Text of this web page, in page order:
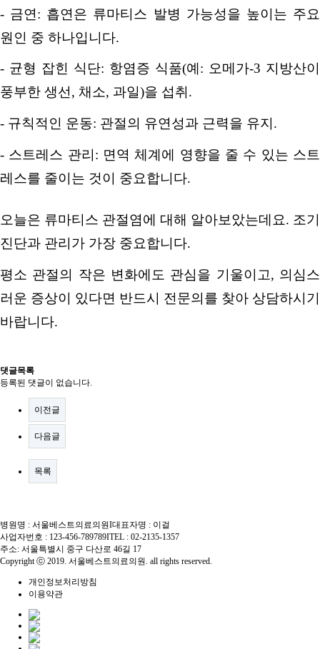
- 금연: 흡연은 류마티스 발병 가능성을 높이는 주요
원인 중 하나입니다.
- 균형 잡힌 식단: 항염증 식품(예 : 오메가-3 지방산이
풍부한 생선, 채소, 과일)을 섭취 .
- 규칙적인 운동: 관절의 유연성과 근력을 유지 .
- 스트레스 관리: 면역 체계에 영향을 줄 수 있는 스트
레스를 줄이는 것이 중요합니다.
오늘은 류마티스 관절염에 대해 알아보았는데요. 조기
진단과 관리가 가장 중요합니다.
평소 관절의 작은 변화에도 관심을 기울이고, 의심스
러운 증상이 있다면 반드시 전문의를 찾아 상담하시기
바랍니다.
댓글목록
등록된 댓글이 없습니다.
이전글
다음글
목록
병원명 : 서울베스트의료의원I대표자명 : 이걸
사업자번호 : 123-456-789789ITEL : 02-2135-1357
주소: 서울특별시 중구 다산로 46길 17
Copyright ⓒ 2019. 서울베스트의료의원. all rights reserved.
개인정보처리방침
이용약관